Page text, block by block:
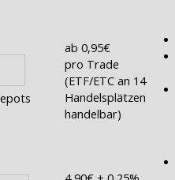
ab 0,95€
pro Trade
(ETF/ETC an 14
Handelsplätzen
handelbar)